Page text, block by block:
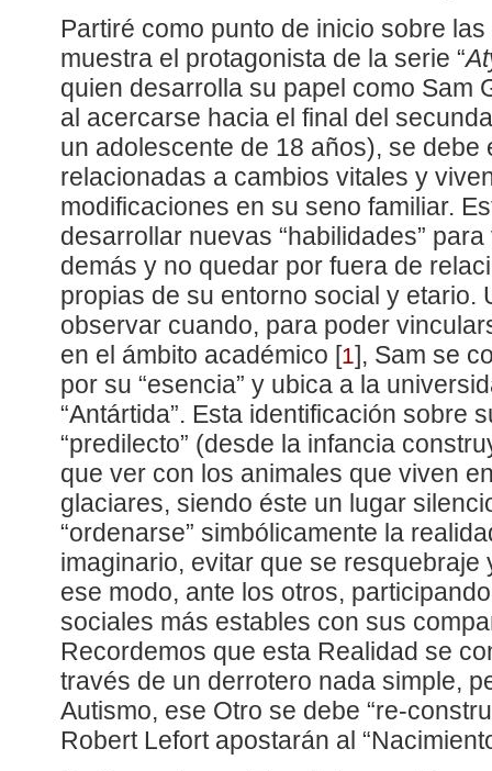
Partiré como punto de inicio sobre
muestra el protagonista de la serie “
quien desarrolla su papel como Sam
al acercarse hacia el final del
un adolescente de 18 años), se
relacionadas a cambios vitales y
modificaciones en su seno familiar.
desarrollar nuevas “habilidades”
demás y no quedar por fuera de
propias de su entorno social y etario.
observar cuando, para poder
en el ámbito académico [1] , Sam se
por su “esencia” y ubica a la
“Antártida”. Esta identificación sobre
“predilecto” (desde la infancia
que ver con los animales que viven
glaciares, siendo éste un lugar
“ordenarse” simbólicamente la
imaginario, evitar que se resquebraje
ese modo, ante los otros,
sociales más estables con sus
Recordemos que esta Realidad se
través de un derrotero nada simple,
Autismo, ese Otro se debe “re-
Robert Lefort apostarán al